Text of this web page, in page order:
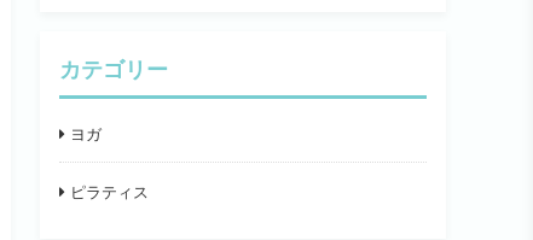
カテゴリー
ヨガ
ピラティス